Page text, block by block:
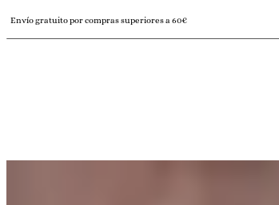
Envío gratuito por compras superiores a 60€